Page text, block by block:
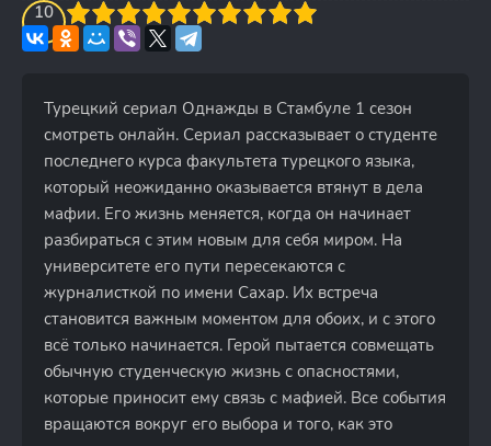
10
4 5 6 7 8 9 10
Турецкий сериал Однажды в Стамбуле 1 сезон
смотреть онлайн. Сериал рассказывает о студенте
последнего курса факультета турецкого языка,
который неожиданно оказывается втянут в дела
мафии. Его жизнь меняется, когда он начинает
разбираться с этим новым для себя миром. На
университете его пути пересекаются с
журналисткой по имени Сахар. Их встреча
становится важным моментом для обоих, и с этого
всё только начинается. Герой пытается совмещать
обычную студенческую жизнь с опасностями,
которые приносит ему связь с мафией. Все события
вращаются вокруг его выбора и того, как это